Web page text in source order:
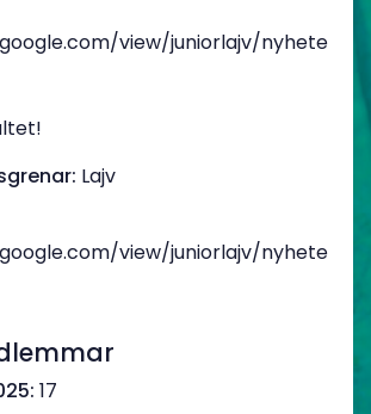
view/juniorlajv/nyhete
Lajv
view/juniorlajv/nyhete
17